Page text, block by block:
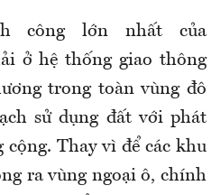
công lớn nhất của
ở hệ thống giao thông
trong toàn vùng đô
sử dụng đất với phát
Thay vì để các khu
ra vùng ngoại ô, chính